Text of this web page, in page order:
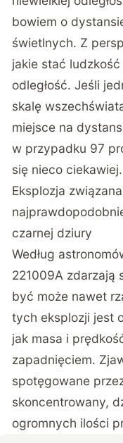
bowiem o
świetlnych. Z
jakie stać
odległość. Jeśli
skalę
miejsce na
w przypadku 97
się nieco ciekawiej.
Eksplozja
czarnej dziury
Według
221009A zdarzają
być może nawet
tych eksplozji jest
jak masa i
zapadnięciem.
spotęgowane
skoncentrowany,
ogromnych ilości